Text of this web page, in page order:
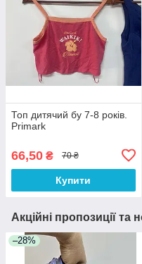
Топ дитячий бу 7-8 років.
Primark
66,50 ₴ 70 ₴
Купити
Акційні пропозиції та
–28%